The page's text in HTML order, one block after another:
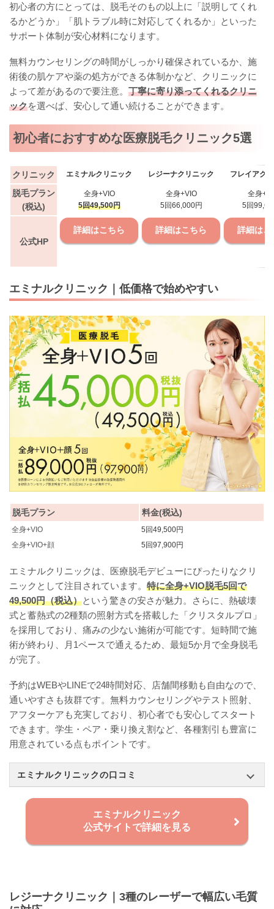
初心者の方にとっては、脱毛そのもの以上に「説明してくれ
るかどうか」「肌トラブル時に対応してくれるか」といった
サポート体制が安心材料になります。
無料カウンセリングの時間がしっかり確保されているか、施
術後の肌ケアや薬の処方ができる体制かなど、クリニックに
よって差があるので要注意。 丁寧に寄り添ってくれるクリニ
ックを選べば、安心して通い続けることができます。
初心者におすすめな医療脱毛クリニック5選
クリニック エミナルクリニック レジーナクリニック フレイアク
脱毛プラン
(税込)
全身+VIO
5回49,500円
全身+VIO
5回66,000円
全身
5回
公式HP
詳細はこちら 詳細はこちら 詳細はこ
エミナルクリニック｜低価格で始めやすい
脱毛プラン 料金(税込)
全身+VIO
5回49,500円
全身+VIO+顔
5回97,900円
エミナルクリニックは、医療脱毛デビューにぴったりなクリ
ニックとして注目されています。 特に全身+VIO脱毛5回で
49,500円（税込）という驚きの安さが魅力。さらに、熱破壊
式と蓄熱式の2種類の照射方式を搭載した「クリスタルプロ」
を採用しており、痛みの少ない施術が可能です。短時間で施
術が終わり、月1ペースで通えるため、最短5か月で全身脱毛
が完了。
予約はWEBやLINEで24時間対応、店舗間移動も自由なので、
通いやすさも抜群です。無料カウンセリングやテスト照射、
アフターケアも充実しており、初心者でも安心してスタート
できます。学生・ペア・乗り換え割など、各種割引も豊富に
用意されている点もポイントです。
エミナルクリニックの口コミ
エミナルクリニック
公式サイトで詳細を見る
レジーナクリニック｜3種のレーザーで幅広い毛質